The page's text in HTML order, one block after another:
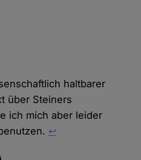
haltbarer
über Steiners
ich mich aber leider
↩︎